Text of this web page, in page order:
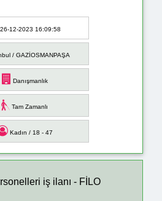
12-2023 16:09:58
/ GAZİOSMANPAŞA
Danışmanlık
Tam Zamanlı
Kadın / 18 - 47
iş ilanı - FİLO